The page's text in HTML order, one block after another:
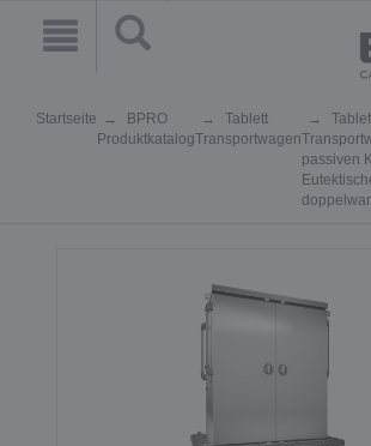
Startseite
BPRO
Produktkatalog
Tablett
Transportwagen
passiven